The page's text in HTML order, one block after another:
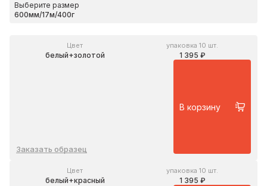
Выберите размер
Цвет
белый+золотой
упаковка 10 шт.
1 395 ₽
Заказать образец
В корзину
Цвет
белый+красный
упаковка 10 шт.
1 395 ₽